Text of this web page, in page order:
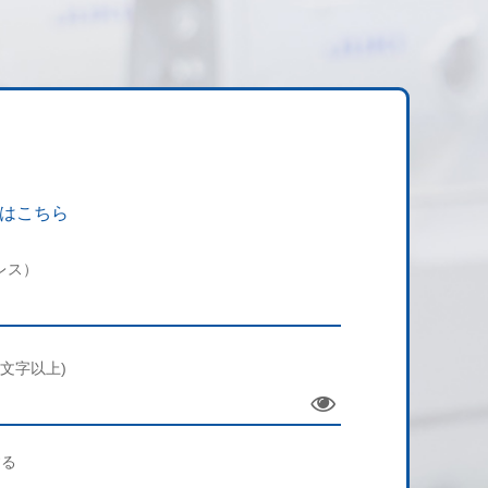
こちら
）
字以上)
Sho
w